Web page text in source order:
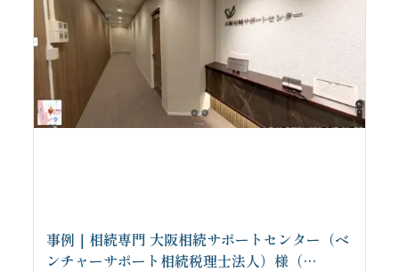
事例｜相続専門 大阪相続サポートセンター（ベ
ンチャーサポート相続税理士法人）様（…